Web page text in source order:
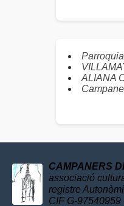
ALIANA
CAMPANERS
associació
registre
CIF G-97540959